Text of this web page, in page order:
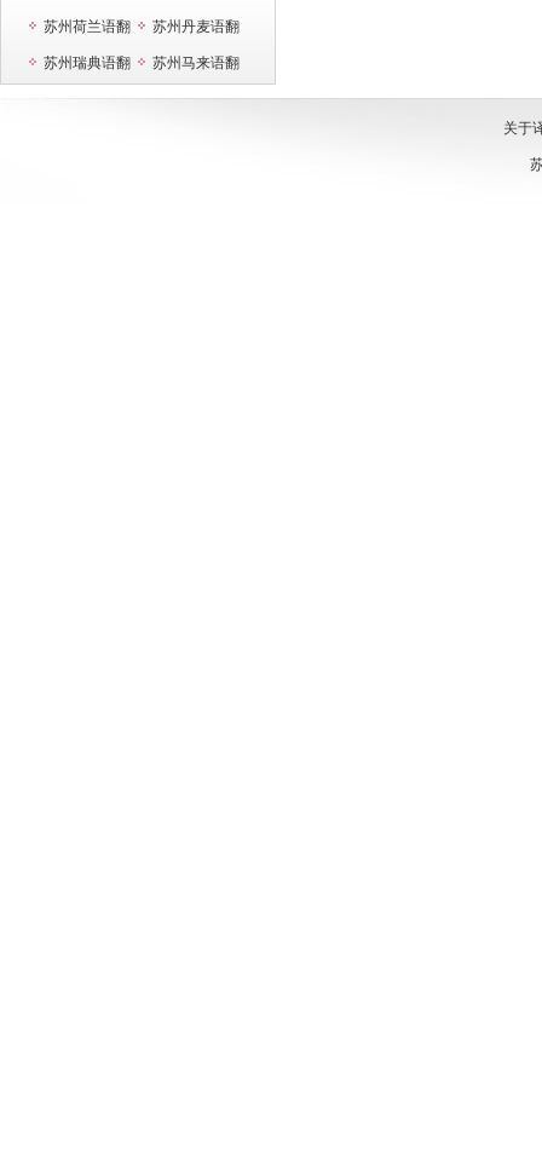
译 苏州荷兰语翻
译
苏州丹麦语翻
译
苏州瑞典语翻 苏州马来语翻
译
关于